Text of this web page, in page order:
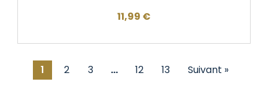
1 2 3 … 12 13 Suivant »
11,99 €